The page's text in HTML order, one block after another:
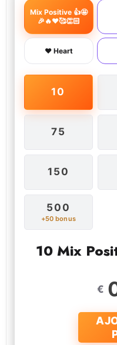
Mix Positive 👍🤩
🎉🔥❤️🥰👏🏻
❤️ Heart
10
75
150
500
+50 bonus
10 Mix
€